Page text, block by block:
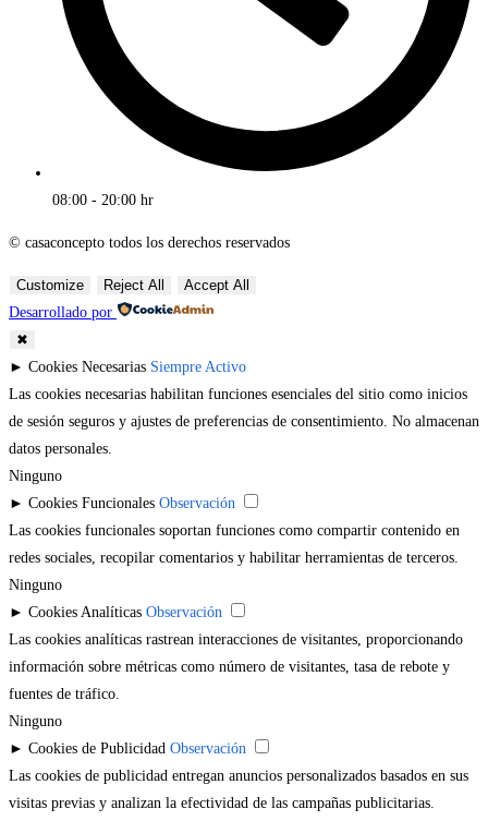
08:00 - 20:00 hr
© casaconcepto todos los derechos reservados
Customize Reject All
Accept All
Desarrollado por
✖
► Cookies Necesarias Siempre Activo
Las cookies necesarias habilitan funciones esenciales del sitio como inicios
de sesión seguros y ajustes de preferencias de consentimiento. No almacenan
datos personales.
Ninguno
► Cookies Funcionales Observación
Las cookies funcionales soportan funciones como compartir contenido en
redes sociales, recopilar comentarios y habilitar herramientas de terceros.
Ninguno
► Cookies Analíticas Observación
Las cookies analíticas rastrean interacciones de visitantes, proporcionando
información sobre métricas como número de visitantes, tasa de rebote y
fuentes de tráfico.
Ninguno
► Cookies de Publicidad Observación
Las cookies de publicidad entregan anuncios personalizados basados en sus
visitas previas y analizan la efectividad de las campañas publicitarias.